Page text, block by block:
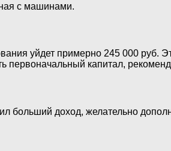
с машинами.
уйдет примерно 245 000 руб.
капитал,
больший доход, желательно